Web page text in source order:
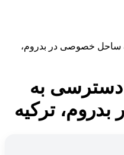
ساحل خصوصی در بدروم،
دسترسی به
ترکیه